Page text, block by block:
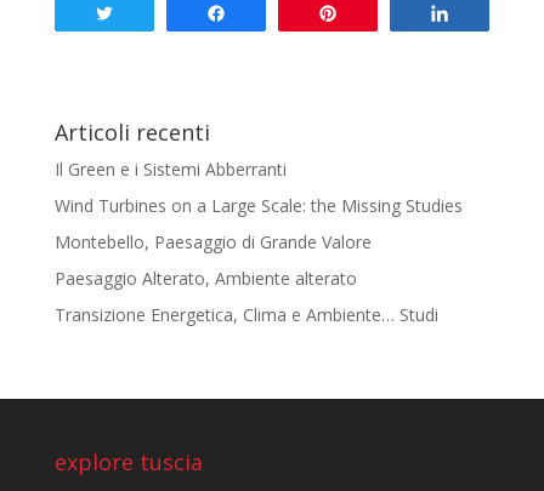
Articoli recenti
Il Green e i Sistemi Abberranti
Wind Turbines on a Large Scale: the Missing Studies
Montebello, Paesaggio di Grande Valore
Paesaggio Alterato, Ambiente alterato
Transizione Energetica, Clima e Ambiente… Studi
explore tuscia